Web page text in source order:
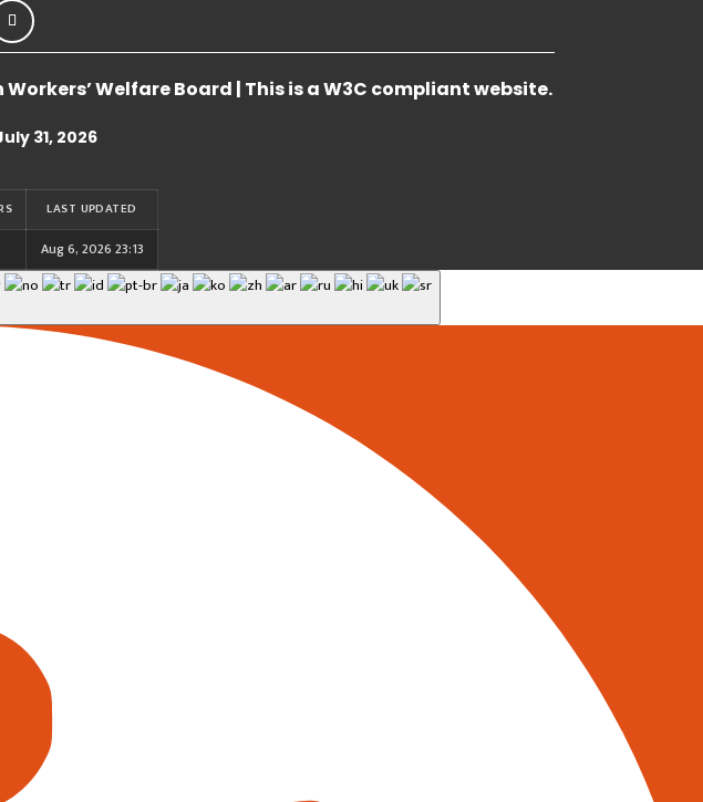
Welfare Board | This is a W3C compliant website.
31, 2026
LAST UPDATED
Aug 6, 2026 23:13